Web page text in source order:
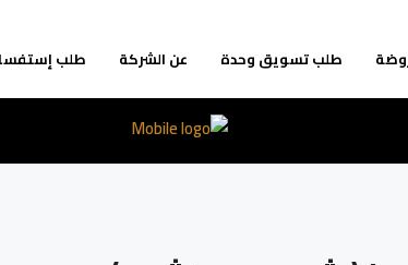
طلب تسويق وحدة عن الشركة طلب